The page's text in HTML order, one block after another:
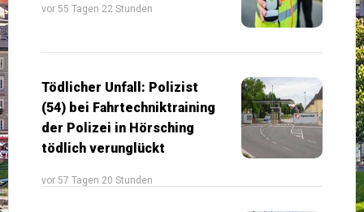
vor 55 Tagen 22 Stunden
Tödlicher Unfall: Polizist
(54) bei Fahrtechniktraining
der Polizei in Hörsching
tödlich verunglückt
vor 57 Tagen 20 Stunden